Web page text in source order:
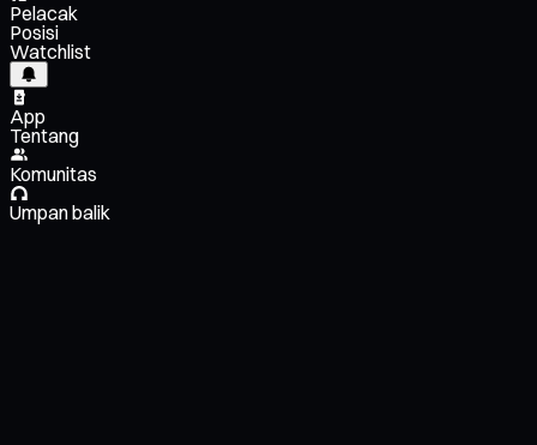
Pelacak
Posisi
Watchlist
App
Tentang
Komunitas
Umpan balik